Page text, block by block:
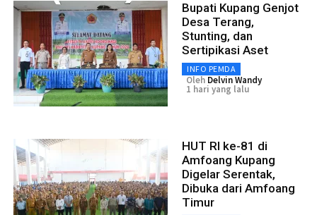
Bupati Kupang Genjot
Desa Terang,
Stunting, dan
Sertipikasi Aset
INFO PEMDA
Oleh Delvin Wandy
1 hari yang lalu
HUT RI ke-81 di
Amfoang Kupang
Digelar Serentak,
Dibuka dari Amfoang
Timur